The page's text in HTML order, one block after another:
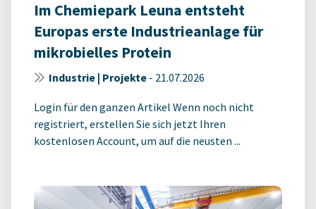
Im Chemiepark Leuna entsteht
Europas erste Industrieanlage für
mikrobielles Protein
Industrie | Projekte - 21.07.2026
Login für den ganzen Artikel Wenn noch nicht
registriert, erstellen Sie sich jetzt Ihren
kostenlosen Account, um auf die neusten ...